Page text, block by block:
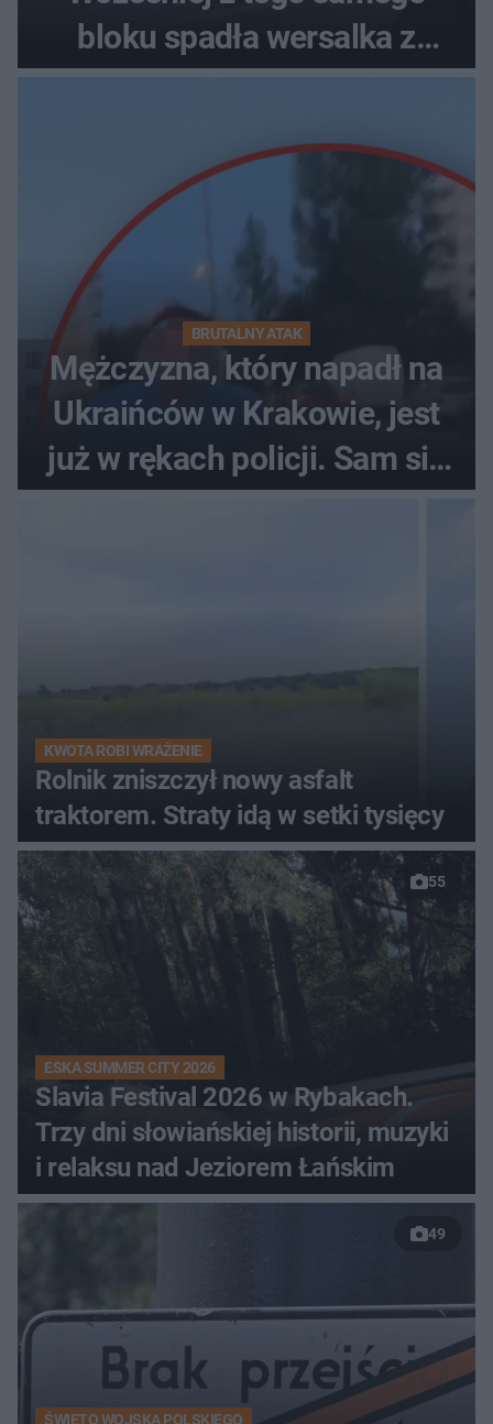
bloku spadła wersalka z
pościelą
BRUTALNY ATAK
Mężczyzna, który napadł na
Ukraińców w Krakowie, jest
już w rękach policji. Sam się
KWOTA ROBI WRAŻENIE
Rolnik zniszczył nowy asfalt
traktorem. Straty idą w setki tysięcy
55
ESKA SUMMER CITY 2026
Slavia Festival 2026 w Rybakach.
Trzy dni słowiańskiej historii, muzyki
i relaksu nad Jeziorem Łańskim
49
ŚWIĘTO WOJSKA POLSKIEGO